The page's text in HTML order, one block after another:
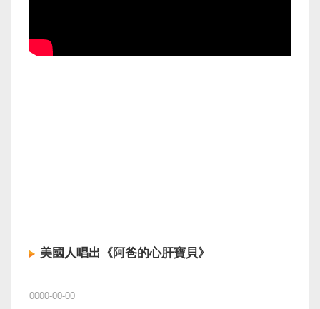
美國人唱出《阿爸的心肝寶貝》
0000-00-00